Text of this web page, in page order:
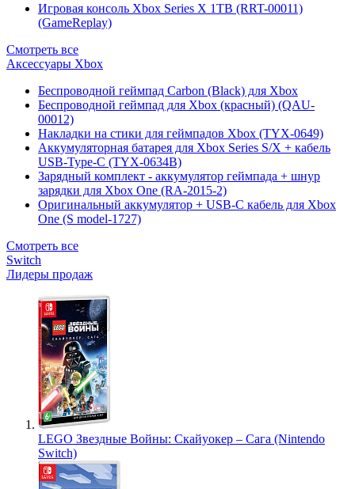
Игровая консоль Xbox Series X 1TB (RRT-00011)
(GameReplay)
Смотреть все
Аксессуары Xbox
Беспроводной геймпад Carbon (Black) для Xbox
Беспроводной геймпад для Xbox (красный) (QAU-
00012)
Накладки на стики для геймпадов Xbox (TYX-0649)
Аккумуляторная батарея для Xbox Series S/X + кабель
USB-Type-C (TYX-0634B)
Зарядный комплект - аккумулятор геймпада + шнур
зарядки для Xbox One (RA-2015-2)
Оригинальный аккумулятор + USB-C кабель для Xbox
One (S model-1727)
Смотреть все
Switch
Лидеры продаж
LEGO Звездные Войны: Скайуокер – Сага (Nintendo
Switch)